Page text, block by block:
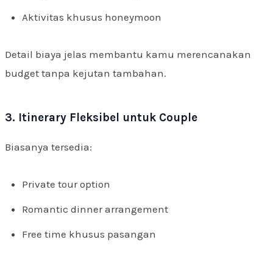
Aktivitas khusus honeymoon
Detail biaya jelas membantu kamu merencanakan
budget tanpa kejutan tambahan.
3. Itinerary Fleksibel untuk Couple
Biasanya tersedia:
Private tour option
Romantic dinner arrangement
Free time khusus pasangan